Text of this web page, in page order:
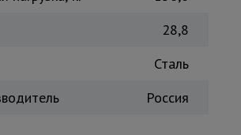
28,8
Сталь
Россия